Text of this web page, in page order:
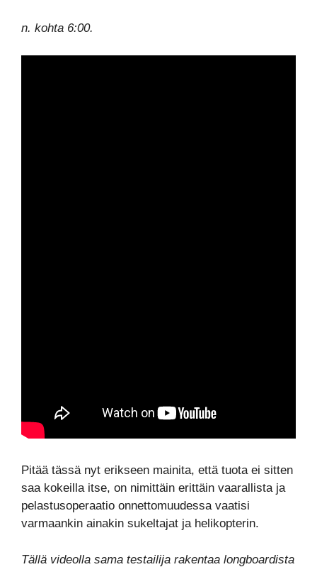
n. kohta 6:00.
Pitää tässä nyt erikseen mainita, että tuota ei sitten
saa kokeilla itse, on nimittäin erittäin vaarallista ja
pelastusoperaatio onnettomuudessa vaatisi
varmaankin ainakin sukeltajat ja helikopterin.
Tällä videolla sama testailija rakentaa longboardista